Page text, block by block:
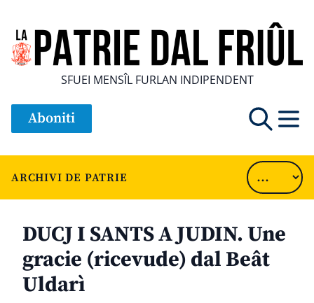
SFUEI MENSÎL FURLAN INDIPENDENT
Aboniti
ARCHIVI DE PATRIE
DUCJ I SANTS A JUDIN. Une
gracie (ricevude) dal Beât
Uldarì